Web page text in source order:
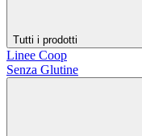
Tutti i prodotti
Linee Coop
Senza Glutine